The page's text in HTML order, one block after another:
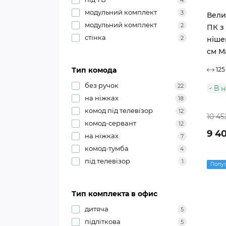
модульний комплект 3
модульний комплект 2
стінка 2
Тип комода
без ручок 22
на ніжках 18
комод під телевізор 12
комод-сервант 12
на ніжках 7
комод-тумба 4
під телевізор 1
Тип комплекта в офис
дитяча 5
підліткова 5
ПК з
см
В
10
9